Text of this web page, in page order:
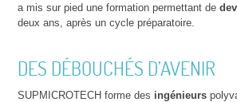
a mis sur pied une formation permettant de
deux ans, après un cycle préparatoire.
DES DÉBOUCHÉS D’AVENIR
SUPMICROTECH forme des ingénieurs